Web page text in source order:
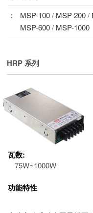
： MSP-100/ MSP-200/
MSP-600/ MSP-1000
HRP 系列
瓦数:
75W~1000W
功能特性